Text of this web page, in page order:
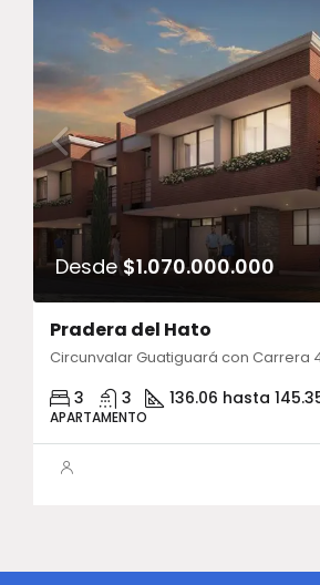
Desde$1.070.000.000
Pradera del Hato
Circunvalar Guatiguará con Carrera
3 3 136.06 hasta
APARTAMENTO